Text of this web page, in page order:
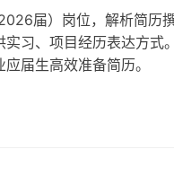
届）岗位，解析简历
习、项目经历表达方式
届生高效准备简历。